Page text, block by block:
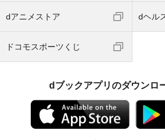
dアニメストア dヘル
ドコモスポーツくじ
dブックアプリのダウンロ